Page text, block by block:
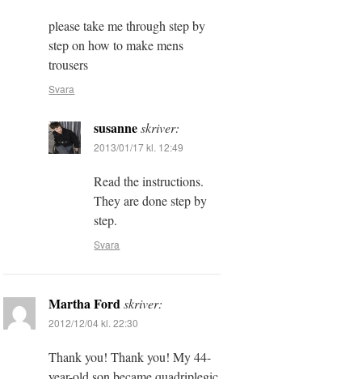
please take me through step by
step on how to make mens
trousers
Svara
susanne skriver:
2013/01/17 kl. 12:49
Read the instructions.
They are done step by
step.
Svara
Martha Ford skriver:
2012/12/04 kl. 22:30
Thank you! Thank you! My 44-